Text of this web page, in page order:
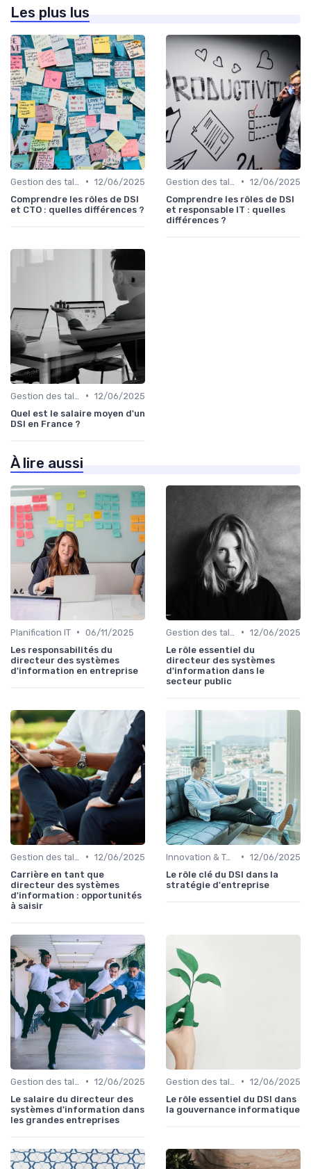
Les plus lus
• 12/06/2025
Comprendre les rôles de DSI
et CTO : quelles différences ?
• 12/06/2025
Comprendre les rôles de DSI
et responsable IT : quelles
différences ?
• 12/06/2025
Quel est le salaire moyen d'un
DSI en France ?
À lire aussi
Planification IT • 06/11/2025
Les responsabilités du
directeur des systèmes
d'information en entreprise
• 12/06/2025
Le rôle essentiel du
directeur des systèmes
d'information dans le
secteur public
• 12/06/2025
Carrière en tant que
directeur des systèmes
d'information : opportunités
à saisir
Innovation & Tendances • 12/06/2025
Le rôle clé du DSI dans la
stratégie d'entreprise
• 12/06/2025
Le salaire du directeur des
systèmes d'information dans
les grandes entreprises
• 12/06/2025
Le rôle essentiel du DSI dans
la gouvernance informatique